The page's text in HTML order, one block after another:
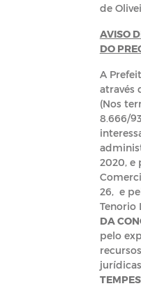
de
AVISO
DO
A
através
(Nos
8.666/
2020, e
26, e
Tenorio
DA
pelo